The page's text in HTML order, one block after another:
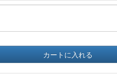
カートに入れる